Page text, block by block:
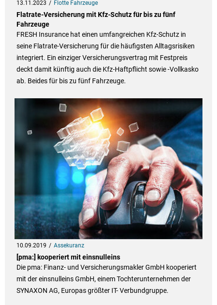
13.11.2023 Flotte Fahrzeuge
Flatrate-Versicherung mit Kfz-Schutz für bis zu fünf
Fahrzeuge
FRESH Insurance hat einen umfangreichen Kfz-Schutz in
seine Flatrate-Versicherung für die häufigsten Alltagsrisiken
integriert. Ein einziger Versicherungsvertrag mit Festpreis
deckt damit künftig auch die Kfz-Haftpflicht sowie -Vollkasko
ab. Beides für bis zu fünf Fahrzeuge.
10.09.2019 Assekuranz
[pma:] kooperiert mit einsnulleins
Die pma: Finanz- und Versicherungsmakler GmbH kooperiert
mit der einsnulleins GmbH, einem Tochterunternehmen der
SYNAXON AG, Europas größter IT- Verbundgruppe.